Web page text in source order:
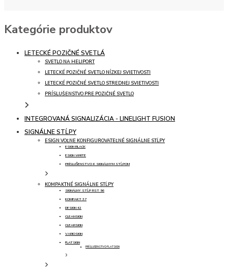
Kategórie produktov
LETECKÉ POZIČNÉ SVETLÁ
SVETLO NA HELIPORT
LETECKÉ POZIČNÉ SVETLO NÍZKEJ SVIETIVOSTI
LETECKÉ POZIČNÉ SVETLO STREDNEJ SVIETIVOSTI
PRÍSLUŠENSTVO PRE POZIČNÉ SVETLO
INTEGROVANÁ SIGNALIZÁCIA - LINELIGHT FUSION
SIGNÁLNE STĹPY
ESIGN VOĽNE KONFIGUROVATEĽNÉ SIGNÁLNE STĹPY
ESIGN BLACK
ESIGN WHITE
PRÍSLUŠENSTVO K SIGNÁLNYM STĹPOM
KOMPAKTNÉ SIGNÁLNE STĹPY
SIGNÁLNY STĹP RST 56
KOMPAKT 37
DESIGN 42
CLEANSIGN
CLEARSIGN
VARIOSIGN
FLATSIGN
PRÍSLUŠENSTVO FLATSIGN